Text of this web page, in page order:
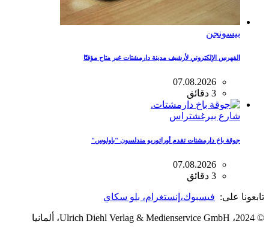
بيسونجن
الفهرس الإلكتروني لأرشيف مدينة دارمشتات غير متاح مؤقتًا
07.08.2026
3 دقائق
شارع بيرغشتراس
جوقة باخ دارمشتات تقدم أوراتوريو مندلسون "باولوس"
07.08.2026
3 دقائق
تابعونا على: فيسبوك، إنستغرام، بلو سكاي
© 2024، Ulrich Diehl Verlag & Medienservice GmbH، ألمانيا